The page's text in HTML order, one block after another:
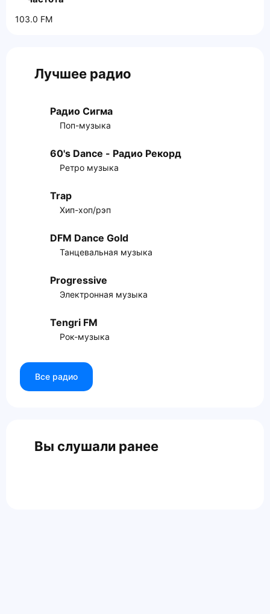
103.0 FM
Лучшее радио
Радио Сигма
Поп-музыка
60's Dance - Радио Рекорд
Ретро музыка
Trap
Хип-хоп/рэп
DFM Dance Gold
Танцевальная музыка
Progressive
Электронная музыка
Tengri FM
Рок-музыка
Все радио
Вы слушали ранее